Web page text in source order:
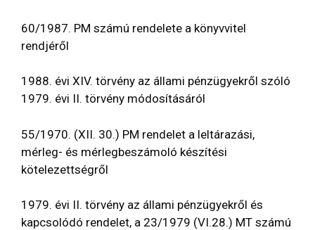
60/1987. PM számú rendelete a könyvvitel
rendjéről
1988. évi XIV. törvény az állami pénzügyekről szóló
1979. évi II. törvény módosításáról
55/1970. (XII. 30.) PM rendelet a leltárazási,
mérleg- és mérlegbeszámoló készítési
kötelezettségről
1979. évi II. törvény az állami pénzügyekről és
kapcsolódó rendelet, a 23/1979 (VI.28.) MT számú